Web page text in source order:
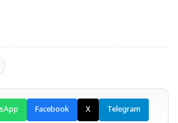
Facebook X Telegram